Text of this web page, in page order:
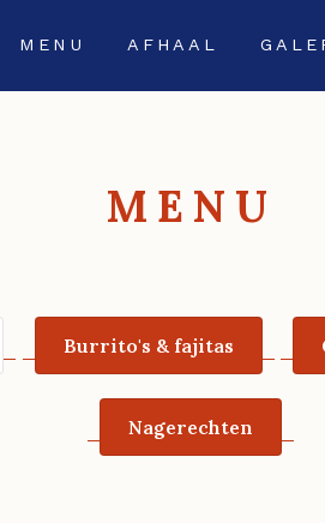
MENU AFHAAL
MENU
Burrito's & fajitas
Nagerechten